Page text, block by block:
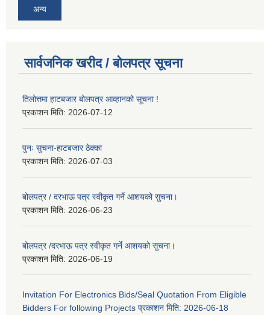
अन्य
सार्वजनिक खरीद / बोलपत्र सूचना
तिलोत्तमा हाटबजार बोलपत्र आव्हानको सूचना !
प्रकाशन मिति: 2026-07-12
पुनः सुचना-हाटबजार ठेक्का
प्रकाशन मिति: 2026-07-03
बोलपत्र / दरभाऊ पत्र स्वीकृत गर्ने आशयको सुचना।
प्रकाशन मिति: 2026-06-23
बोलपत्र /दरभाऊ पत्र स्वीकृत गर्ने आशयको सुचना।
प्रकाशन मिति: 2026-06-19
Invitation For Electronics Bids/Seal Quotation From Eligible
Bidders For following Projects प्रकाशन मिति: 2026-06-18